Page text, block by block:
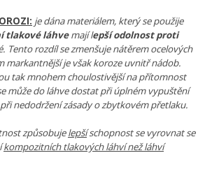
je dána materiálem, který se použije
tlakové láhvemají lepší odolnost proti
Tento rozdíl se zmenšuje nátěrem ocelových
markantnější je však koroze uvnitř nádob.
tak mnohem choulostivější na přítomnost
může do láhve dostat při úplném vypuštění
nedodržení zásady o zbytkovém přetlaku.
způsobujelepšíschopnost se vyrovnat se
kompozitních tlakových láhví než láhví